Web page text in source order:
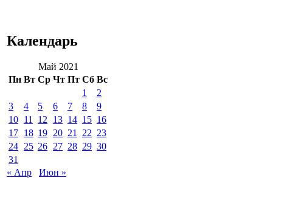
Календарь
Май 2021
Пн Вт Ср Чт Пт Сб Вс
1
2
3
4 5 6 7 8
9
10 11 12 13 14 15 16
17 18 19 20 21 22 23
24 25 26 27 28 29 30
31
« Апр
Июн »